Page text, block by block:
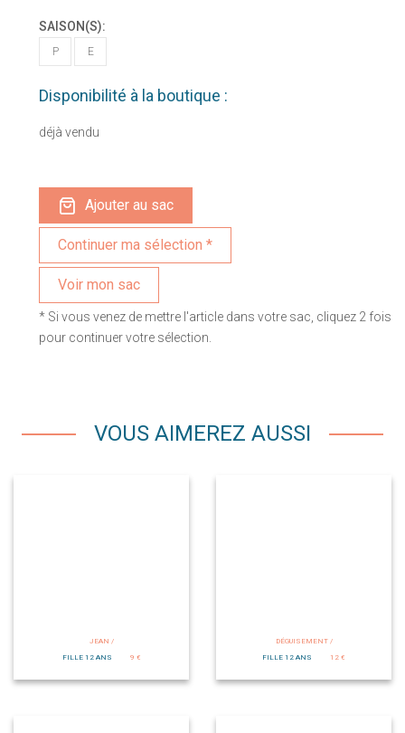
SAISON(S):
P E
Disponibilité à la boutique :
déjà vendu
Ajouter au sac
Voir mon sac
* Si vous venez de mettre l'article dans votre sac, cliquez 2 fois
pour continuer votre sélection.
VOUS AIMEREZ AUSSI
JEAN /
FILLE 12 ANS
9 €
DÉGUISEMENT /
FILLE 12 ANS
12 €